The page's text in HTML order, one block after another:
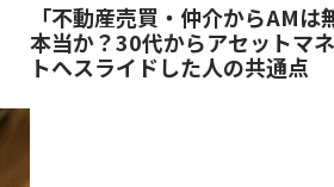
「不動産売買・仲介からAMは
本当か？30代からアセットマ
トへスライドした人の共通点